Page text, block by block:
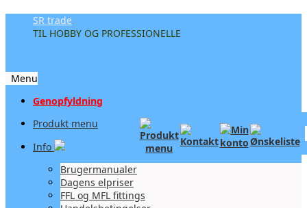
SR trade
TIL HOBBY OG PROFESSIONELLE
Menu
Videre
indhold
Genopfyldning
Produkt menu
Info
Brugermanualer
Dagens elpriser
FFL og MFL fittings